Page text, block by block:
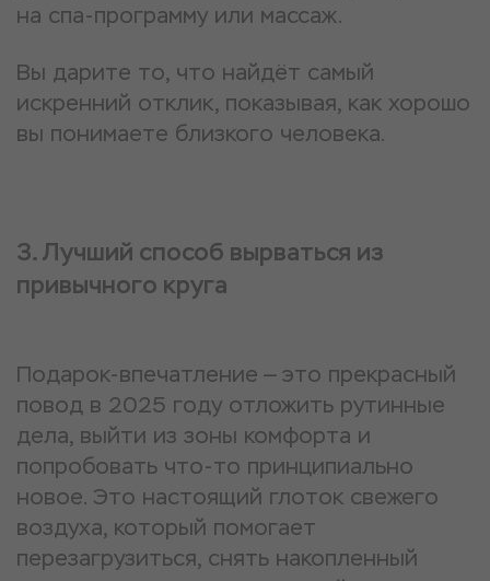
на спа-программу или массаж.
Вы дарите то, что найдёт самый
искренний отклик, показывая, как хорошо
вы понимаете близкого человека.
3. Лучший способ вырваться из
привычного круга
Подарок-впечатление — это прекрасный
повод в 2025 году отложить рутинные
дела, выйти из зоны комфорта и
попробовать что-то принципиально
новое. Это настоящий глоток свежего
воздуха, который помогает
перезагрузиться, снять накопленный